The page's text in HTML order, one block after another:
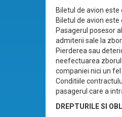
Biletul de avion
Biletul de avion
Pasagerul posesor
admiterii sale la
Pierderea sau
neefectuarea
companiei nici un
Conditiile
pasagerul care a
DREPTURILE SI